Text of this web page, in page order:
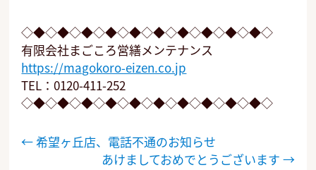
◇◆◇◆◇◆◇◆◇◆◇◆◇◆◇◆◇◆◇◆◇
有限会社まごころ営繕メンテナンス
https://magokoro-eizen.co.jp
TEL：0120-411-252
◇◆◇◆◇◆◇◆◇◆◇◆◇◆◇◆◇◆◇◆◇
稿
←希望ヶ丘店、電話不通のお知らせ
あけましておめでとうございます →